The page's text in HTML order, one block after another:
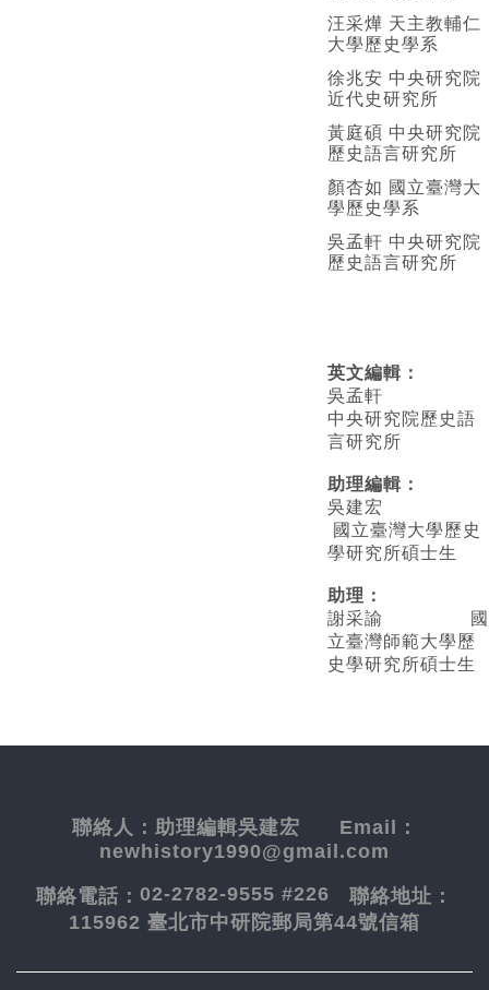
汪采燁 天主教輔仁
大學歷史學系
徐兆安 中央研究院
近代史研究所
黃庭碩 中央研究院
歷史語言研究所
顏杏如 國立臺灣大
學歷史學系
吳孟軒 中央研究院
歷史語言研究所
英文編輯 ：
吳孟軒
中央研究院歷史語
言研究所
助理編輯：
吳建宏
國立臺灣大學歷史
學研究所碩士生
助理：
謝采諭
國
立臺灣師範大學歷
史學研究所碩士生
聯絡人： 助理編輯吳建宏 Email：
newhistory1990@gmail.com
聯絡電話： 02-2782-9555 #226 聯絡地址：
115962 臺北市中研院郵局第44號信箱